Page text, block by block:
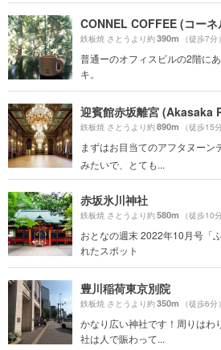
CONNEL COFFEE (コーネ
鉄板焼 さとうより約390m （徒歩7分）
普通ーのオフィスビルの2階に
キ。
迎賓館赤坂離宮 (Akasaka
鉄板焼 さとうより約890m （徒歩15分
まずはお目当てのアフタヌーン
みたいで、とても...
赤坂氷川神社
鉄板焼 さとうより約580m （徒歩10分
おとなの週末 2022年10月号「
れたスポット
豊川稲荷東京別院
鉄板焼 さとうより約350m （徒歩6分）
かなり広い神社です！周りはわ
社は人で賑わって...